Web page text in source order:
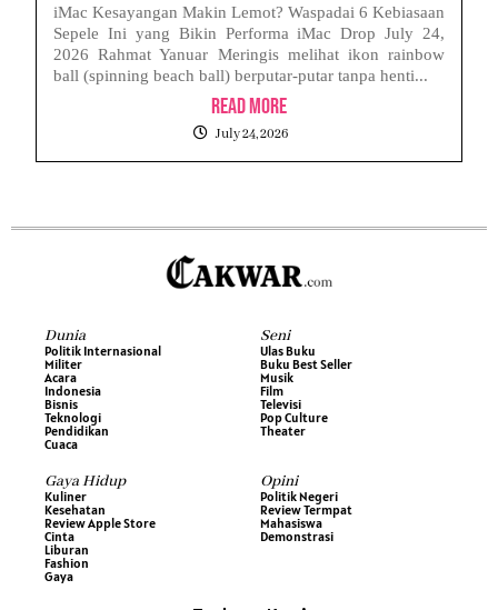
iMac Kesayangan Makin Lemot? Waspadai 6 Kebiasaan
Sepele Ini yang Bikin Performa iMac Drop July 24,
2026 Rahmat Yanuar Meringis melihat ikon rainbow
ball (spinning beach ball) berputar-putar tanpa henti...
Read More
July 24, 2026
Dunia
Politik Internasional
Militer
Acara
Indonesia
Bisnis
Teknologi
Pendidikan
Cuaca
Seni
Ulas Buku
Buku Best Seller
Musik
Film
Televisi
Pop Culture
Theater
Gaya Hidup
Kuliner
Kesehatan
Review Apple Store
Cinta
Liburan
Fashion
Gaya
Opini
Politik Negeri
Review Termpat
Mahasiswa
Demonstrasi